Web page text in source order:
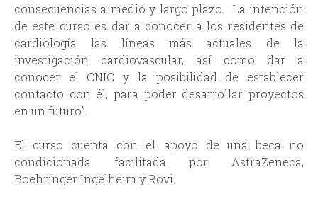
consecuencias a medio y largo plazo. La intención
de este curso es dar a conocer a los residentes de
cardiología las líneas más actuales de la
investigación cardiovascular, así como dar a
conocer el CNIC y la posibilidad de establecer
contacto con él, para poder desarrollar proyectos
en un futuro”.
El curso cuenta con el apoyo de una beca no
condicionada facilitada por AstraZeneca,
Boehringer Ingelheim y Rovi.